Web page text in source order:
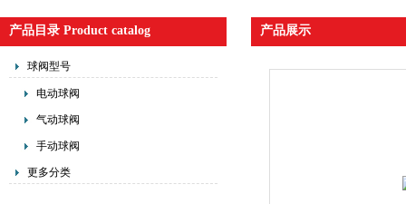
产品目录 Product catalog
球阀型号
电动球阀
气动球阀
手动球阀
更多分类
产品展示